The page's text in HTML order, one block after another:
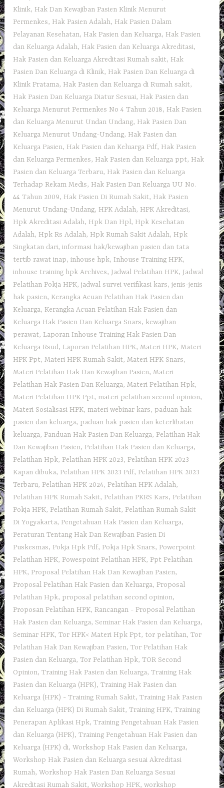
Klinik, Hak Dan Kewajiban Pasien Klinik Menurut
Permenkes, Hak Pasien Adalah, Hak Pasien Dalam
Pelayanan Kesehatan, Hak Pasien dan Keluarga, Hak Pasien
dan Keluarga Adalah, Hak Pasien dan Keluarga Akreditasi,
Hak Pasien dan Keluarga Akreditasi Rumah sakit, Hak
Pasien Dan Keluarga di Klinik, Hak Pasien Dan Keluarga di
Klinik Pratama, Hak Pasien dan Keluarga di Rumah sakit,
Hak Pasien Dan Keluarga Diatur Sesuai, Hak Pasien dan
Keluarga Menurut Permenkes No 4 Tahun 2018, Hak Pasien
dan Keluarga Menurut Undan Undang, Hak Pasien Dan
Keluarga Menurut Undang-Undang, Hak Pasien dan
Keluarga Pasien, Hak Pasien dan Keluarga Pdf, Hak Pasien
dan Keluarga Permenkes, Hak Pasien dan Keluarga ppt, Hak
Pasien dan Keluarga Terbaru, Hak Pasien dan Keluarga
Terhadap Rekam Medis, Hak Pasien Dan Keluarga UU No.
44 Tahun 2009, Hak Pasien Di Rumah Sakit, Hak Pasien
Menurut Undang-Undang, HPK Adalah, HPK Akreditasi,
Hpk Akreditasi Adalah, Hpk Dan Hpl, Hpk Kesehatan
Adalah, Hpk Rs Adalah, Hpk Rumah Sakit Adalah, Hpk
Singkatan dari,informasi hak/kewajiban pasien dan tata
tertib rawat inap,inhouse hpk, Inhouse Training HPK,
inhouse training hpk Archives, Jadwal Pelatihan HPK, Jadwal
Pelatihan Pokja HPK,jadwal survei verifikasi kars,jenis-jenis
hak pasien, Kerangka Acuan Pelatihan Hak Pasien dan
Keluarga, Kerangka Acuan Pelatihan Hak Pasien dan
Keluarga Hak Pasien Dan Keluarga Snars, kewajiban
perawat, Laporan Inhouse Training Hak Pasien Dan
Keluarga Rsud, Laporan Pelatihan HPK,Materi HPK,Materi
HPK Ppt,Materi HPK Rumah Sakit,Materi HPK Snars,
Materi Pelatihan Hak Dan Kewajiban Pasien,Materi
Pelatihan Hak Pasien Dan Keluarga,Materi Pelatihan Hpk,
Materi Pelatihan HPK Ppt, materi pelatihan second opinion,
Materi Sosialisasi HPK, materi webinar kars, paduan hak
pasien dan keluarga, paduan hak pasien dan keterlibatan
keluarga, Panduan Hak Pasien Dan Keluarga, Pelatihan Hak
Dan Kewajiban Pasien, Pelatihan Hak Pasien dan Keluarga,
Pelatihan Hpk, Pelatihan HPK 2023, Pelatihan HPK 2023
Kapan dibuka, Pelatihan HPK 2023 Pdf, Pelatihan HPK 2023
Terbaru, Pelatihan HPK 2024, Pelatihan HPK Adalah,
Pelatihan HPK Rumah Sakit, Pelatihan PKRS Kars, Pelatihan
Pokja HPK, Pelatihan Rumah Sakit‎, Pelatihan Rumah Sakit
Di Yogyakarta, Pengetahuan Hak Pasien dan Keluarga,
Peraturan Tentang Hak Dan Kewajiban Pasien Di
Puskesmas, Pokja Hpk Pdf, Pokja Hpk Snars, Powerpoint
Pelatihan HPK, Powespoint Pelatihan HPK, Ppt Pelatihan
HPK, Proposal Pelatihan Hak Dan Kewajiban Pasien,
Proposal Pelatihan Hak Pasien dan Keluarga, Proposal
Pelatihan Hpk, proposal pelatihan second opinion,
Proposan Pelatihan HPK, Rancangan - Proposal Pelatihan
Hak Pasien dan Keluarga, Seminar Hak Pasien dan Keluarga,
Seminar HPK,Tor HPK< Materi Hpk Ppt, tor pelatihan,Tor
Pelatihan Hak Dan Kewajiban Pasien,Tor Pelatihan Hak
Pasien dan Keluarga,Tor Pelatihan Hpk,TOR Second
Opinion,Training Hak Pasien dan Keluarga,Training Hak
Pasien dan Keluarga (HPK),Training Hak Pasien dan
Keluarga (HPK) - Training Rumah Sakit,Training Hak Pasien
dan Keluarga (HPK) Di Rumah Sakit,Training HPK,Training
Penerapan Aplikasi Hpk,Training Pengetahuan Hak Pasien
dan Keluarga (HPK),Training Pengetahuan Hak Pasien dan
Keluarga (HPK) di,Workshop Hak Pasien dan Keluarga,
Workshop Hak Pasien dan Keluarga sesuai Akreditasi
Rumah,Workshop Hak Pasien Dan Keluarga Sesuai
Akreditasi Rumah Sakit,Workshop HPK,workshop